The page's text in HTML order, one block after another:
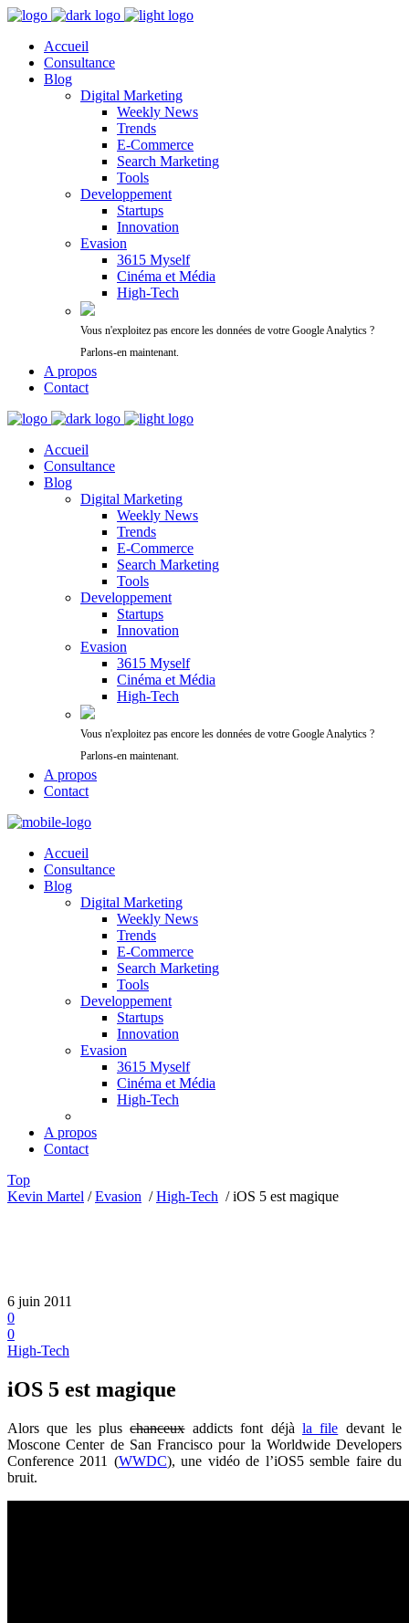
Accueil
Consultance
Blog
Digital Marketing
Weekly News
Trends
E-Commerce
Search Marketing
Tools
Developpement
Startups
Innovation
Evasion
3615 Myself
Cinéma et Média
High-Tech
Vous n'exploitez pas encore les données de votre Google Analytics ?
Parlons-en maintenant.
A propos
Contact
Accueil
Consultance
Blog
Digital Marketing
Weekly News
Trends
E-Commerce
Search Marketing
Tools
Developpement
Startups
Innovation
Evasion
3615 Myself
Cinéma et Média
High-Tech
Vous n'exploitez pas encore les données de votre Google Analytics ?
Parlons-en maintenant.
A propos
Contact
Accueil
Consultance
Blog
Digital Marketing
Weekly News
Trends
E-Commerce
Search Marketing
Tools
Developpement
Startups
Innovation
Evasion
3615 Myself
Cinéma et Média
High-Tech
A propos
Contact
Top
Kevin Martel /Evasion /High-Tech /iOS 5 est magique
6 juin 2011
0
0
High-Tech
iOS 5 est magique
Alors que les pluschanceuxaddicts font déjà la file devant le
Moscone Center de San Francisco pour la Worldwide Developers
Conference 2011 (WWDC), une vidéo de l’iOS5 semble faire du
bruit.